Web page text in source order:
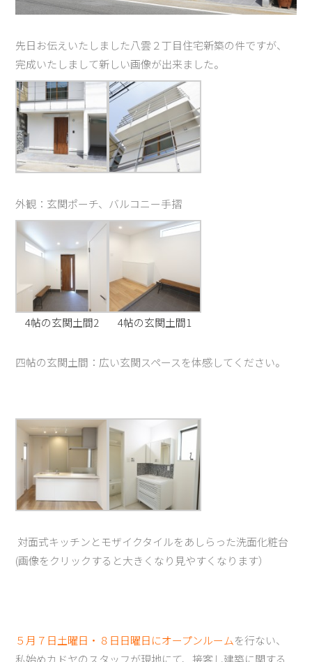
先日お伝えいたしました八雲２丁目住宅新築の件ですが、
完成いたしまして新しい画像が出来ました。
外観：玄関ポーチ、バルコニー手摺
4帖の玄関土間2 4帖の玄関土間1
四帖の玄関土間：広い玄関スペースを体感してください。
対面式キッチンとモザイクタイルをあしらった洗面化粧台
(画像をクリックすると大きくなり見やすくなります）
５月７日土曜日・８日日曜日にオープンルームを行ない、
私始めカドヤのスタッフが現地にて、接客し建築に関する